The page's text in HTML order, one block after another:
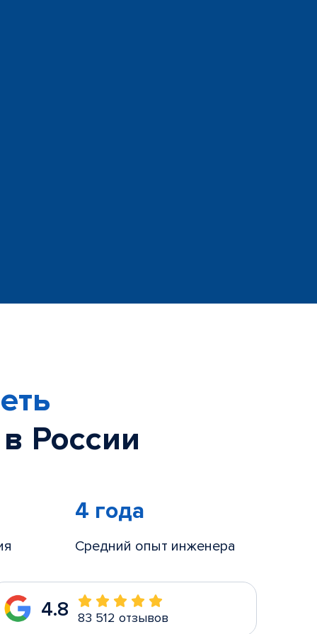
России
4 года
Средний опыт инженера
4.8 83 512 отзывов